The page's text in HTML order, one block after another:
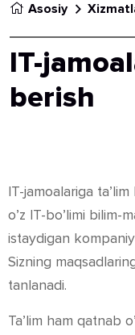
Asosiy
IT-
berish
IT-jamoalariga
o’z IT-bo’limi bilim-
istaydigan
Sizning
tanlanadi.
Ta’lim ham qatnab